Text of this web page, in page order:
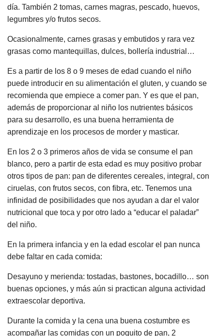
día. También 2 tomas, carnes magras, pescado, huevos,
legumbres y/o frutos secos.
Ocasionalmente, carnes grasas y embutidos y rara vez
grasas como mantequillas, dulces, bollería industrial…
Es a partir de los 8 o 9 meses de edad cuando el niño
puede introducir en su alimentación el gluten, y cuando se
recomienda que empiece a comer pan. Y es que el pan,
además de proporcionar al niño los nutrientes básicos
para su desarrollo, es una buena herramienta de
aprendizaje en los procesos de morder y masticar.
En los 2 o 3 primeros años de vida se consume el pan
blanco, pero a partir de esta edad es muy positivo probar
otros tipos de pan: pan de diferentes cereales, integral, con
ciruelas, con frutos secos, con fibra, etc. Tenemos una
infinidad de posibilidades que nos ayudan a dar el valor
nutricional que toca y por otro lado a “educar el paladar”
del niño.
En la primera infancia y en la edad escolar el pan nunca
debe faltar en cada comida:
Desayuno y merienda: tostadas, bastones, bocadillo… son
buenas opciones, y más aún si practican alguna actividad
extraescolar deportiva.
Durante la comida y la cena una buena costumbre es
acompañar las comidas con un poquito de pan, 2